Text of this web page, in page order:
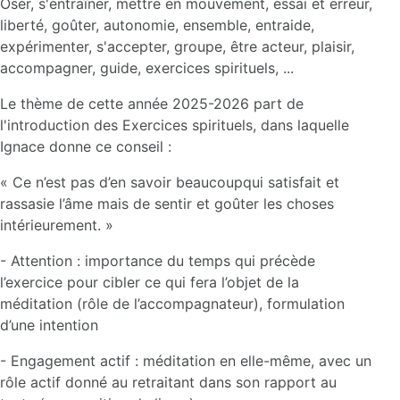
Oser, s'entraîner, mettre en mouvement, essai et erreur,
liberté, goûter, autonomie, ensemble, entraide,
expérimenter, s'accepter, groupe, être acteur, plaisir,
accompagner, guide, exercices spirituels, ...
Le thème de cette année 2025-2026 part de
l'introduction des Exercices spirituels, dans laquelle
Ignace donne ce conseil :
« Ce n’est pas d’en savoir beaucoupqui satisfait et
rassasie l’âme mais de sentir et goûter les choses
intérieurement. »
- Attention : importance du temps qui précède
l’exercice pour cibler ce qui fera l’objet de la
méditation (rôle de l’accompagnateur), formulation
d’une intention
- Engagement actif : méditation en elle-même, avec un
rôle actif donné au retraitant dans son rapport au